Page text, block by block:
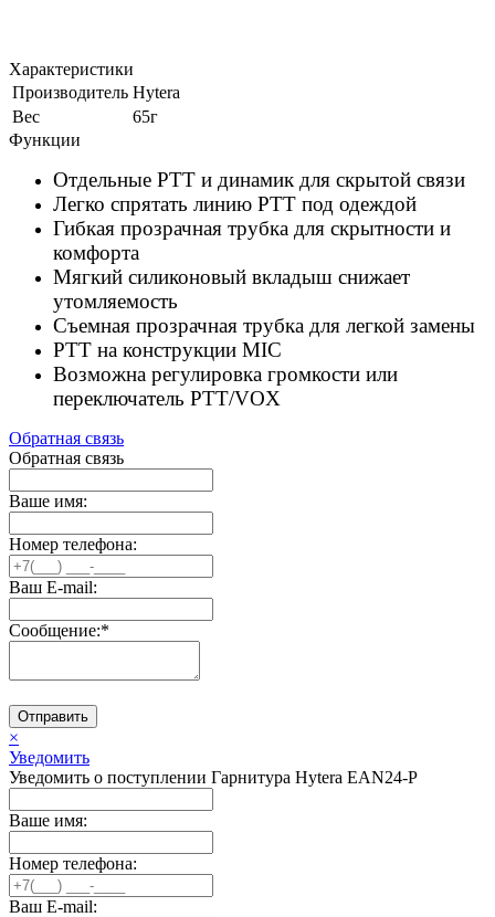
Характеристики
Производитель Hytera
Вес
65г
Функции
Отдельные PTT и динамик для скрытой связи
Легко спрятать линию PTT под одеждой
Гибкая прозрачная трубка для скрытности и
комфорта
Мягкий силиконовый вкладыш снижает
утомляемость
Съемная прозрачная трубка для легкой замены
PTT на конструкции MIC
Возможна регулировка громкости или
переключатель PTT/VOX
Обратная связь
Обратная связь
Ваше имя:
Номер телефона:
Ваш E-mail:
Сообщение:*
Отправить
×
Уведомить
Уведомить о поступлении Гарнитура Hytera EAN24-P
Ваше имя:
Номер телефона:
Ваш E-mail: